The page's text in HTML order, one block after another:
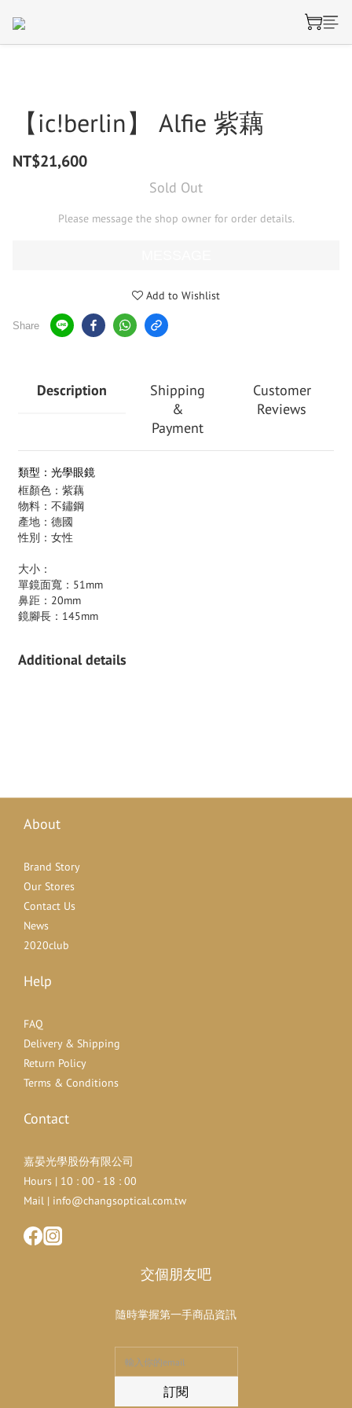
【ic!berlin】 Alfie 紫藕
NT$21,600
Sold Out
Please message the shop owner for order details.
Add to Wishlist
Share
Description
Shipping
&
Payment
Customer
Reviews
類型：光學眼鏡
框顏色：紫藕
物料：不鏽鋼
產地：德國
性別：女性
大小：
單鏡面寬：51mm
鼻距：20mm
鏡腳長：145mm
Additional details
About
Brand Story
Our Stores
Contact Us
News
2020club
Help
FAQ
Delivery & Shipping
Return Policy
Terms & Conditions
Contact
嘉晏光學股份有限公司
Hours | 10 : 00 - 18 : 00
Mail | info@changsoptical.com.tw
交個朋友吧
隨時掌握第一手商品資訊
訂閱